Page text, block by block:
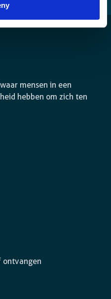
mensen in een
hebben om zich ten
ontvangen